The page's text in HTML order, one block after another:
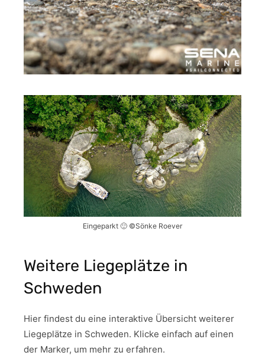
Eingeparkt 🙂 ©Sönke Roever
Weitere Liegeplätze in
Schweden
Hier findest du eine interaktive Übersicht weiterer
Liegeplätze in Schweden. Klicke einfach auf einen
der Marker, um mehr zu erfahren.